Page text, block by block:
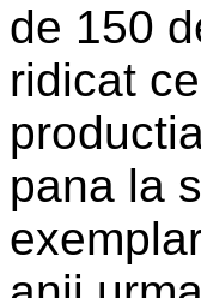
de 150
ridicat
pana la